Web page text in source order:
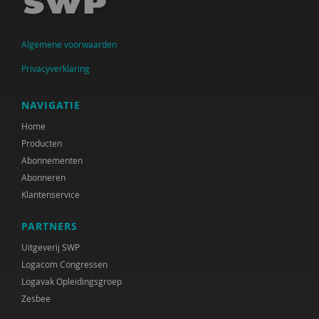
S.M. Babovic
Jenthe Baeyens
Patricia Bakker
Ria Balm
Eva-Maria den Balvert
Fiet van Beek
Ton Beekman
Ferdi Bekken en Gerda de Groot
Inge Belderbos-Jansen
Deirdre Beneken genaamd Kolmer
Algemene voorwaarden
Privacyverklaring
NAVIGATIE
Home
Producten
Abonnementen
Abonneren
Klantenservice
PARTNERS
Uitgeverij SWP
Logacom Congressen
Logavak Opleidingsgroep
Zesbee